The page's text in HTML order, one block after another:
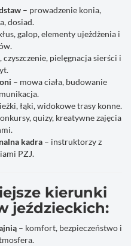
– prowadzenie konia,
dosiad.
galop, elementy ujeżdżenia i
czyszczenie, pielęgnacja sierści i
– mowa ciała, budowanie
łąki, widokowe trasy konne.
quizy, kreatywne zajęcia
kadra – instruktorzy z
PZJ.
kierunki
jeździeckich:
– komfort, bezpieczeństwo i